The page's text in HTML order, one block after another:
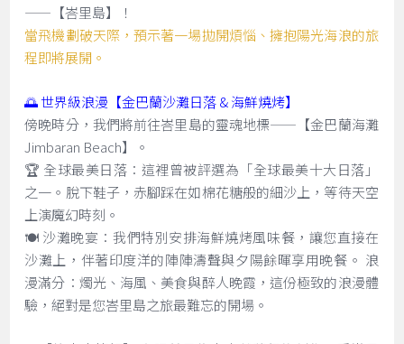
——【峇里島】！
當飛機劃破天際，預示著一場拋開煩惱、擁抱陽光海浪的旅
程即將展開。
🌅 世界級浪漫【金巴蘭沙灘日落 & 海鮮燒烤】
傍晚時分，我們將前往峇里島的靈魂地標——【金巴蘭海灘
Jimbaran Beach】。
🏆 全球最美日落：這裡曾被評選為「全球最美十大日落」
之一。脫下鞋子，赤腳踩在如棉花糖般的細沙上，等待天空
上演魔幻時刻。
🍽️ 沙灘晚宴：我們特別安排海鮮燒烤風味餐，讓您直接在
沙灘上，伴著印度洋的陣陣濤聲與夕陽餘暉享用晚餐。 浪
漫滿分：燭光、海風、美食與醉人晚霞，這份極致的浪漫體
驗，絕對是您峇里島之旅最難忘的開場。